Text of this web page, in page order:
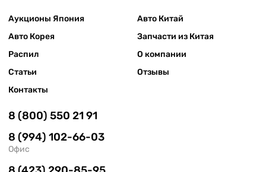
Аукционы Япония
Авто Китай
Авто Корея
Запчасти из Китая
Распил
О компании
Статьи
Отзывы
Контакты
8 (800) 550 21 91
8 (994) 102-66-03
Офис